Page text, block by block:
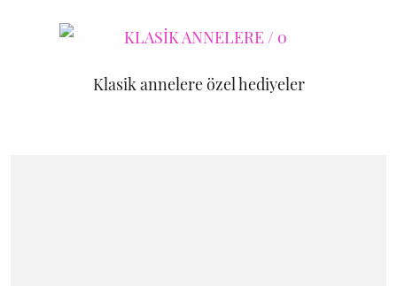
Klasik annelere özel hediyeler